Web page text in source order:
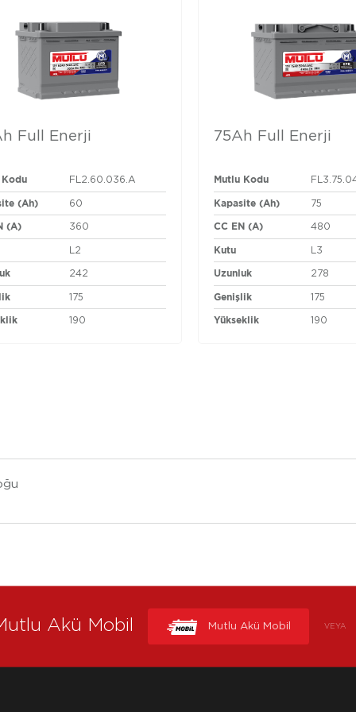
Full Enerji
FL2.60.036.A
(Ah) 60
(A) 360
L2
242
175
190
75Ah Full Enerji
Mutlu Kodu
Kapasite (Ah) 75
CC EN (A) 480
Kutu L3
Uzunluk 278
Genişlik 175
Yükseklik 190
Akü Mobil Mutlu Akü Mobil VEYA